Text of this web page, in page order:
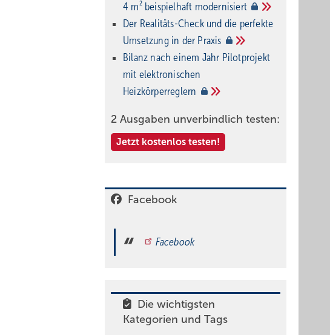
4 m² beispielhaft modernisiert
Der Realitäts-Check und die perfekte
Umsetzung in der Praxis
Bilanz nach einem Jahr Pilotprojekt
mit elektronischen
Heizkörperreglern
2 Ausgaben unverbindlich testen:
Jetzt kostenlos testen!
Facebook
Facebook
Die wichtigsten
Kategorien und Tags